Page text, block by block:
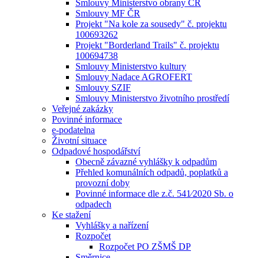
Smlouvy Ministerstvo obrany ČR
Smlouvy MF ČR
Projekt "Na kole za sousedy" č. projektu
100693262
Projekt "Borderland Trails" č. projektu
100694738
Smlouvy Ministerstvo kultury
Smlouvy Nadace AGROFERT
Smlouvy SZIF
Smlouvy Ministerstvo životního prostředí
Veřejné zakázky
Povinné informace
e-podatelna
Životní situace
Odpadové hospodářství
Obecně závazné vyhlášky k odpadům
Přehled komunálních odpadů, poplatků a
provozní doby
Povinné informace dle z.č. 541⁄2020 Sb. o
odpadech
Ke stažení
Vyhlášky a nařízení
Rozpočet
Rozpočet PO ZŠMŠ DP